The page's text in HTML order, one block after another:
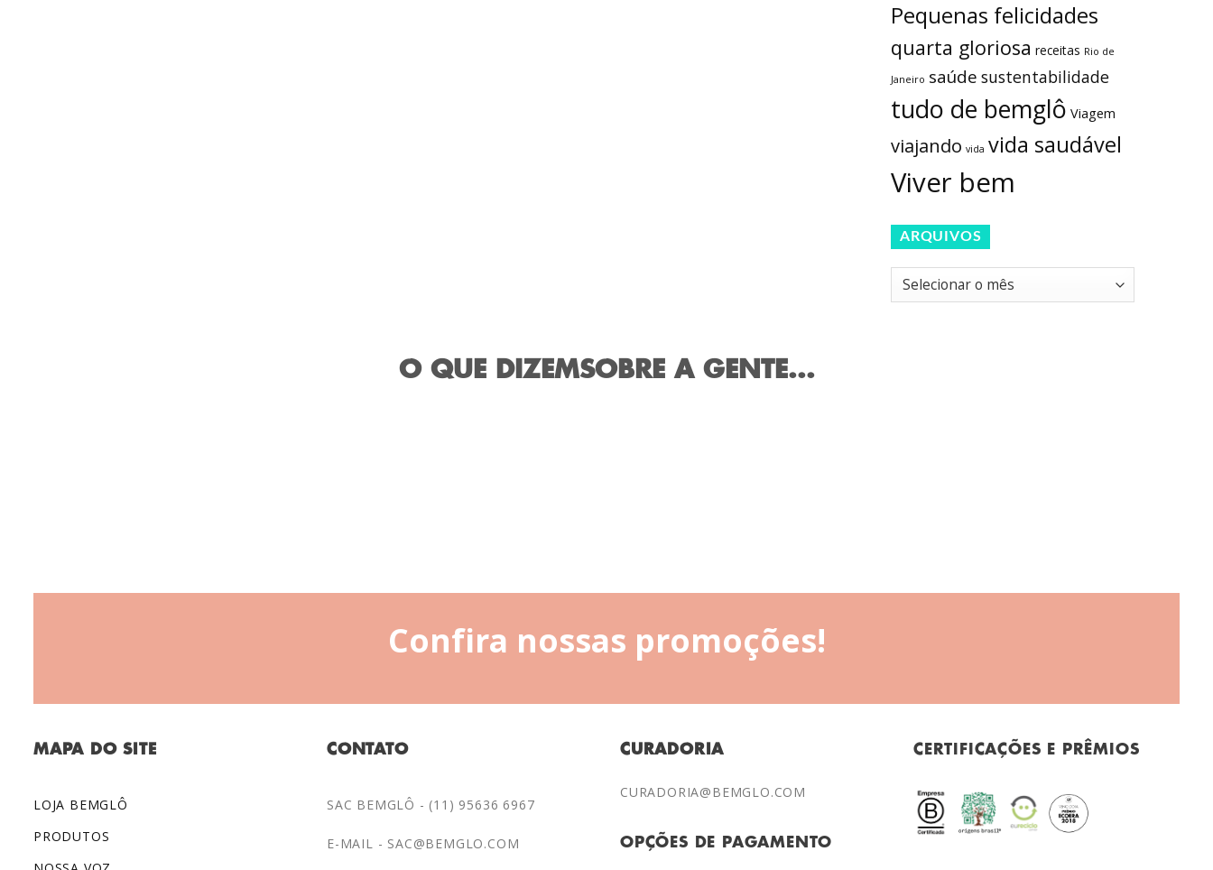
Pequenas felicidades
quarta gloriosa receitas Rio de
Janeiro saúde sustentabilidade
tudo de bemglô Viagem
viajando vida vida saudável
Viver bem
ARQUIVOS
Arquivos
O QUE DIZEMSOBRE A GENTE...
Confira nossas promoções!
MAPA DO SITE
LOJA BEMGLÔ
PRODUTOS
CONTATO
SAC BEMGLÔ - (11) 95636 6967
E-MAIL - SAC@BEMGLO.COM
CURADORIA
CURADORIA@BEMGLO.COM
OPÇÕES DE PAGAMENTO
CERTIFICAÇÕES E PRÊMIOS